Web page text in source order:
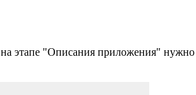
на этапе "Описания приложения"